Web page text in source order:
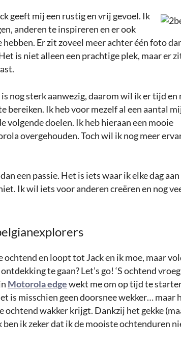
geeft mij een rustig en vrij gevoel. Ik
anderen te inspireren en er ook
Er zit zoveel meer achter één foto
is niet alleen een prachtige plek, maar er
nog sterk aanwezig, daarom wil ik er tijd en
bereiken. Ik heb voor mezelf al een aantal
volgende doelen. Ik heb hieraan een mooie
overgehouden. Toch wil ik nog meer
een passie. Het is iets waar ik elke dag
Ik wil iets voor anderen creëren en nog
en loopt tot Jack en ik moe, maar
te gaan? Let’s go! ‘S ochtend
Motorola edgewekt me om op tijd te
is misschien geen doorsnee wekker… maar
ochtend wakker krijgt. Dankzij het gekke
ik zeker dat ik de mooiste ochtenduren